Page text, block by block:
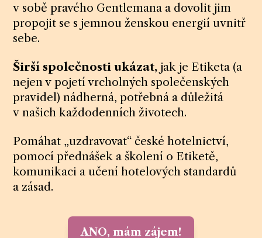
v sobě pravého Gentlemana a dovolit jim
propojit se s jemnou ženskou energií uvnitř
sebe.
Širší společnosti ukázat, jak je Etiketa (a
nejen v pojetí vrcholných společenských
pravidel) nádherná, potřebná a důležitá
v našich každodenních životech.
Pomáhat „uzdravovat“ české hotelnictví,
pomocí přednášek a školení o Etiketě,
komunikaci a učení hotelových standardů
a zásad.
ANO, mám zájem!